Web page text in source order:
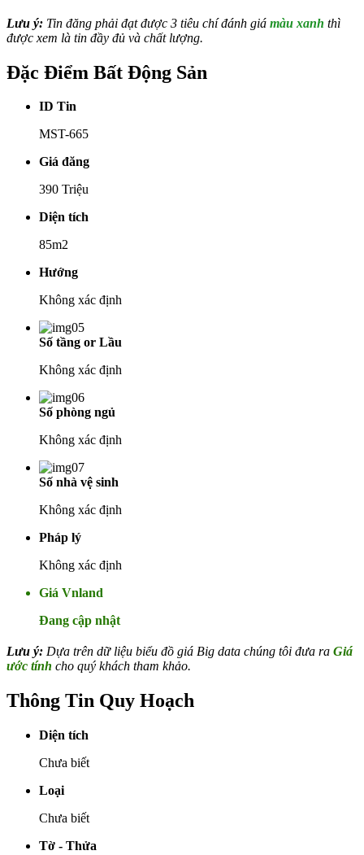
Lưu ý: Tin đăng phải đạt được 3 tiêu chí đánh giá màu xanh thì
được xem là tin đầy đủ và chất lượng.
Đặc Điểm Bất Động Sản
ID Tin
MST-665
Giá đăng
390 Triệu
Diện tích
85m2
Hướng
Không xác định
Số tầng or Lầu
Không xác định
Số phòng ngủ
Không xác định
Số nhà vệ sinh
Không xác định
Pháp lý
Không xác định
Giá Vnland
Đang cập nhật
Lưu ý: Dựa trên dữ liệu biểu đồ giá Big data chúng tôi đưa ra Giá
ước tính cho quý khách tham khảo.
Thông Tin Quy Hoạch
Diện tích
Chưa biết
Loại
Chưa biết
Tờ - Thửa